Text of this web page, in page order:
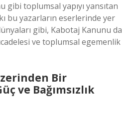
gibi toplumsal yapıyı yansıtan
bu yazarların eserlerinde yer
gibi, Kabotaj Kanunu da
ve toplumsal egemenlik
Bir
ve Bağımsızlık